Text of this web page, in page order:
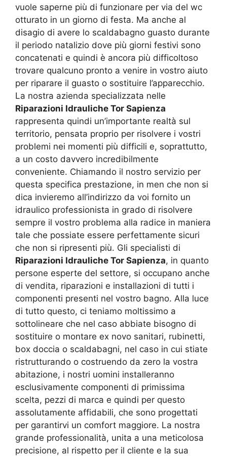
vuole saperne più di funzionare per via del wc
otturato in un giorno di festa. Ma anche al
disagio di avere lo scaldabagno guasto durante
il periodo natalizio dove più giorni festivi sono
concatenati e quindi è ancora più difficoltoso
trovare qualcuno pronto a venire in vostro aiuto
per riparare il guasto o sostituire l’apparecchio.
La nostra azienda specializzata nelle
Riparazioni Idrauliche Tor Sapienza
rappresenta quindi un’importante realtà sul
territorio, pensata proprio per risolvere i vostri
problemi nei momenti più difficili e, soprattutto,
a un costo davvero incredibilmente
conveniente. Chiamando il nostro servizio per
questa specifica prestazione, in men che non si
dica invieremo all’indirizzo da voi fornito un
idraulico professionista in grado di risolvere
sempre il vostro problema alla radice in maniera
tale che possiate essere perfettamente sicuri
che non si ripresenti più. Gli specialisti di
Riparazioni Idrauliche Tor Sapienza, in quanto
persone esperte del settore, si occupano anche
di vendita, riparazioni e installazioni di tutti i
componenti presenti nel vostro bagno. Alla luce
di tutto questo, ci teniamo moltissimo a
sottolineare che nel caso abbiate bisogno di
sostituire o montare ex novo sanitari, rubinetti,
box doccia o scaldabagni, nel caso in cui stiate
ristrutturando o costruendo da zero la vostra
abitazione, i nostri uomini installeranno
esclusivamente componenti di primissima
scelta, pezzi di marca e quindi per questo
assolutamente affidabili, che sono progettati
per garantirvi un comfort maggiore. La nostra
grande professionalità, unita a una meticolosa
precisione, al rispetto per il cliente e la sua